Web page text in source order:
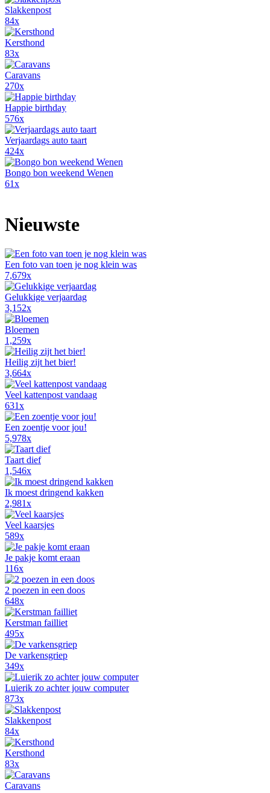
Slakkenpost
84x
Kersthond
83x
Caravans
270x
Happie birthday
576x
Verjaardags auto taart
424x
Bongo bon weekend Wenen
61x
Nieuwste
Een foto van toen je nog klein was
7,679x
Gelukkige verjaardag
3,152x
Bloemen
1,259x
Heilig zijt het bier!
3,664x
Veel kattenpost vandaag
631x
Een zoentje voor jou!
5,978x
Taart dief
1,546x
Ik moest dringend kakken
2,981x
Veel kaarsjes
589x
Je pakje komt eraan
116x
2 poezen in een doos
648x
Kerstman failliet
495x
De varkensgriep
349x
Luierik zo achter jouw computer
873x
Slakkenpost
84x
Kersthond
83x
Caravans